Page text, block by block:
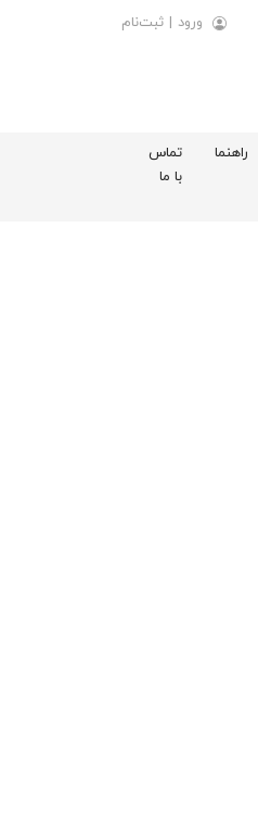
ورود | ثبت‌نام
راهنما
تماس
با ما